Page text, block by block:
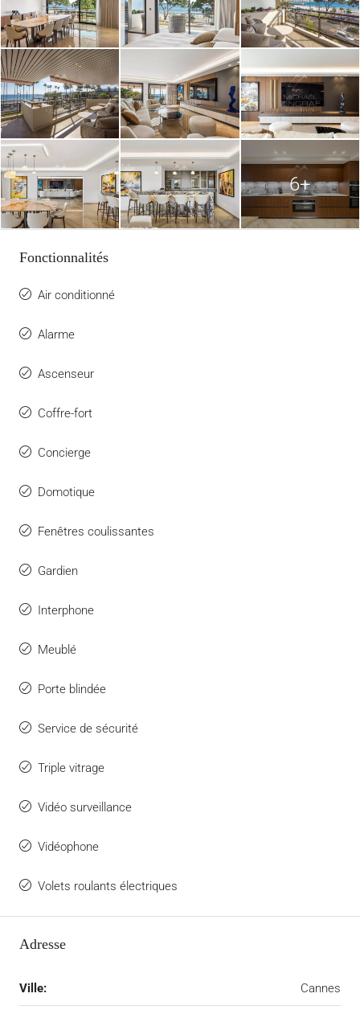
6+
Fonctionnalités
Air conditionné
Alarme
Ascenseur
Coffre-fort
Concierge
Domotique
Fenêtres coulissantes
Gardien
Interphone
Meublé
Porte blindée
Service de sécurité
Triple vitrage
Vidéo surveillance
Vidéophone
Volets roulants électriques
Adresse
Ville: Cannes